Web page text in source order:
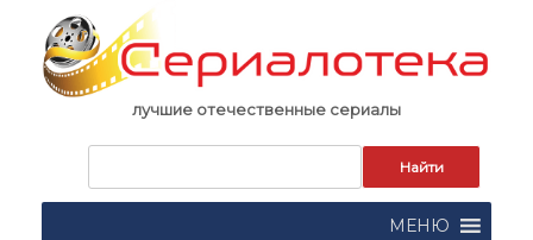
content
лучшие отечественные сериалы
поиска:
МЕНЮ